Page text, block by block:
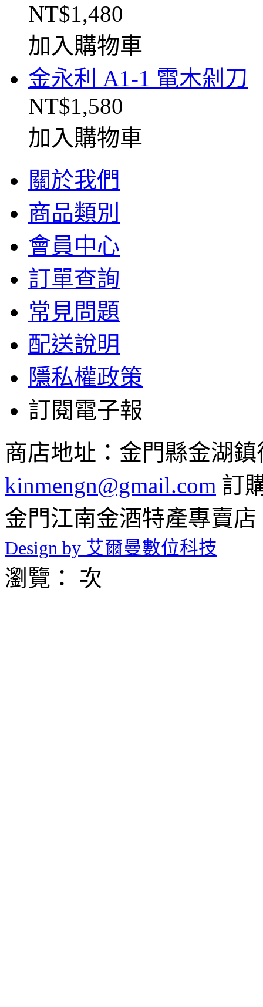
NT$1,480
加入購物車
金永利 A1-1 電木剁刀
NT$1,580
加入購物車
關於我們
商品類別
會員中心
訂單查詢
常見問題
配送說明
隱私權政策
訂閱電子報
商店地址：金門縣金湖
kinmengn@gmail.com 訂
金門江南金酒特產專賣店
Design by 艾爾曼數位科技
瀏覽： 次